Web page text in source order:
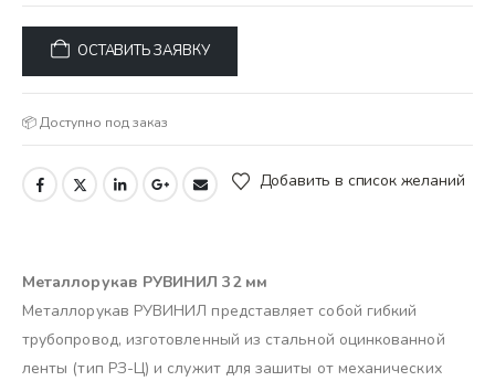
ОСТАВИТЬ ЗАЯВКУ
📦 Доступно под заказ
Добавить в список желаний
Металлорукав РУВИНИЛ 32 мм
Металлорукав РУВИНИЛ представляет собой гибкий
трубопровод, изготовленный из стальной оцинкованной
ленты (тип РЗ-Ц) и служит для зашиты от механических